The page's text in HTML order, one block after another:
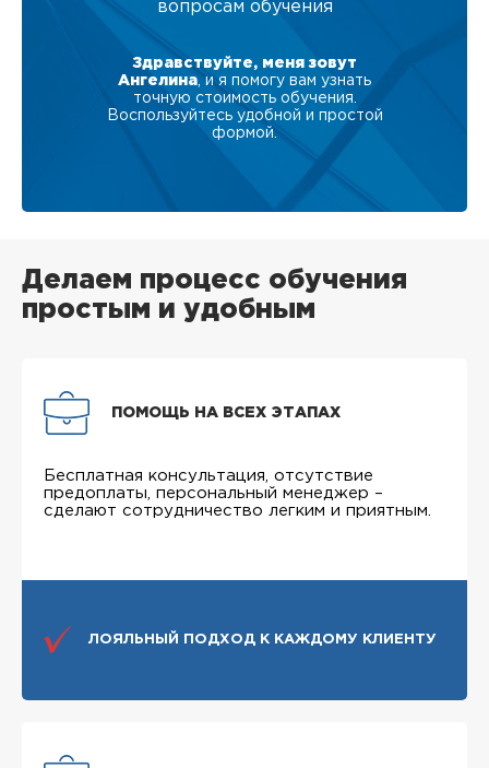
вопросам обучения
Здравствуйте, меня зовут
Ангелина , и я помогу вам узнать
точную стоимость обучения.
Воспользуйтесь удобной и простой
формой.
Делаем процесс обучения
простым и удобным
ПОМОЩЬ НА ВСЕХ ЭТАПАХ
Бесплатная консультация, отсутствие
предоплаты, персональный менеджер –
сделают сотрудничество легким и приятным.
ЛОЯЛЬНЫЙ ПОДХОД К КАЖДОМУ КЛИЕНТУ